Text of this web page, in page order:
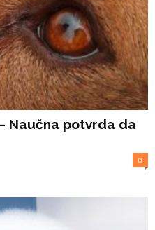
– Naučna potvrda da
0